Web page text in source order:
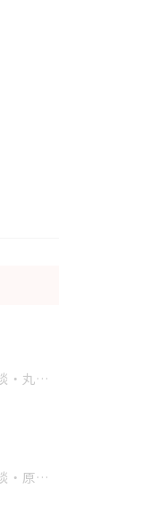
山口県の結婚相談・丸適マークCMSでわかる結婚相談所の安全性
山口県の結婚相談・原因と結果から学ぶ婚活体験の価値